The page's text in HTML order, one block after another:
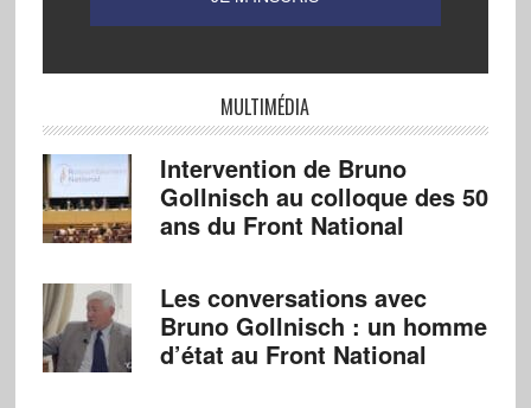
MULTIMÉDIA
Intervention de Bruno
Gollnisch au colloque des 50
ans du Front National
Les conversations avec
Bruno Gollnisch : un homme
d’état au Front National